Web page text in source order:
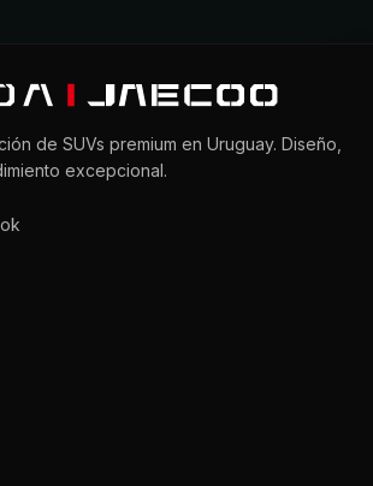
de SUVs premium en Uruguay. Diseño,
excepcional.